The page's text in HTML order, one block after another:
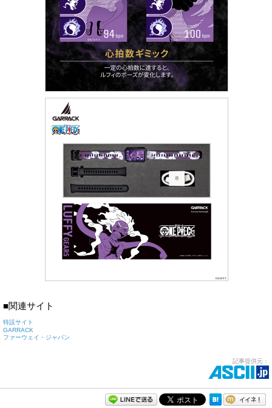
■関連サイト
特設サイト
GARRACK
ファーウェイ・ジャパン
記事提供元：